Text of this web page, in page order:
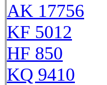
AK 17756
KF 5012
HF 850
KQ 9410